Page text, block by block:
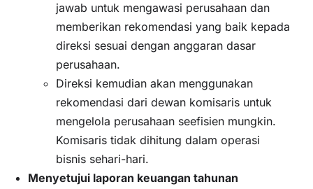
jawab untuk mengawasi perusahaan dan
memberikan rekomendasi yang baik kepada
direksi sesuai dengan anggaran dasar
perusahaan.
Direksi kemudian akan menggunakan
rekomendasi dari dewan komisaris untuk
mengelola perusahaan seefisien mungkin.
Komisaris tidak dihitung dalam operasi
bisnis sehari-hari.
Menyetujui laporan keuangan tahunan